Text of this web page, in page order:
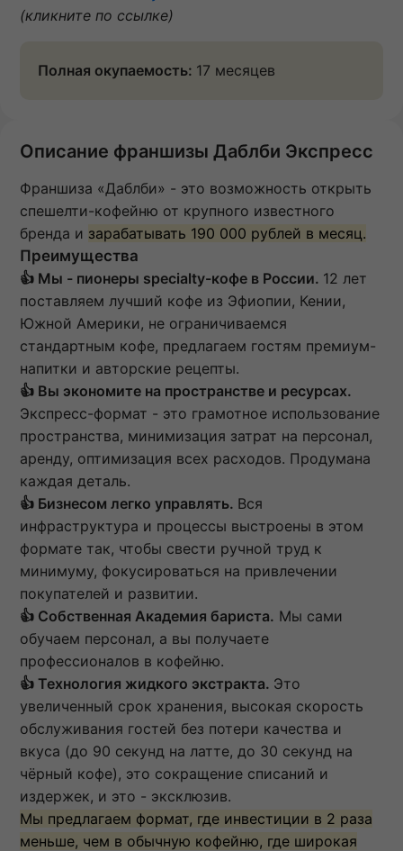
(кликните по ссылке)
Полная окупаемость: 17 месяцев
Описание франшизы Даблби Экспресс
Франшиза «Даблби» - это возможность открыть
спешелти-кофейню от крупного известного
бренда и зарабатывать 190 000 рублей в месяц.
Преимущества
👍 Мы - пионеры specialty-кофе в России. 12 лет
поставляем лучший кофе из Эфиопии, Кении,
Южной Америки, не ограничиваемся
стандартным кофе, предлагаем гостям премиум-
напитки и авторские рецепты.
👍 Вы экономите на пространстве и ресурсах.
Экспресс-формат - это грамотное использование
пространства, минимизация затрат на персонал,
аренду, оптимизация всех расходов. Продумана
каждая деталь.
👍 Бизнесом легко управлять. Вся
инфраструктура и процессы выстроены в этом
формате так, чтобы свести ручной труд к
минимуму, фокусироваться на привлечении
покупателей и развитии.
👍 Собственная Академия бариста. Мы сами
обучаем персонал, а вы получаете
профессионалов в кофейню.
👍 Технология жидкого экстракта. Это
увеличенный срок хранения, высокая скорость
обслуживания гостей без потери качества и
вкуса (до 90 секунд на латте, до 30 секунд на
чёрный кофе), это сокращение списаний и
издержек, и это - эксклюзив.
Мы предлагаем формат, где инвестиции в 2 раза
меньше, чем в обычную кофейню, где широкая